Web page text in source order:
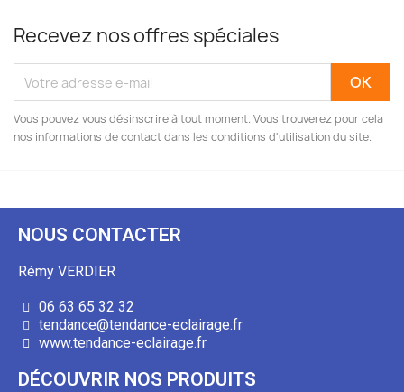
Recevez nos offres spéciales
Vous pouvez vous désinscrire à tout moment. Vous trouverez pour cela
nos informations de contact dans les conditions d'utilisation du site.
NOUS CONTACTER
Rémy VERDIER
06 63 65 32 32
tendance@tendance-eclairage.fr
www.tendance-eclairage.fr
DÉCOUVRIR NOS PRODUITS